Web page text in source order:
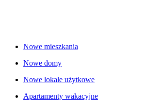
Nowe mieszkania
Nowe domy
Nowe lokale użytkowe
Apartamenty wakacyjne